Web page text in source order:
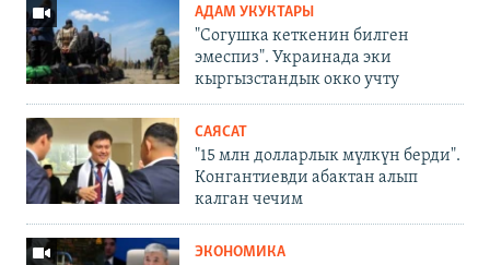
АДАМ УКУКТАРЫ
"Согушка кеткенин билген
эмеспиз". Украинада эки
кыргызстандык окко учту
САЯСАТ
"15 млн долларлык мүлкүн берди".
Конгантиевди абактан алып
калган чечим
ЭКОНОМИКА